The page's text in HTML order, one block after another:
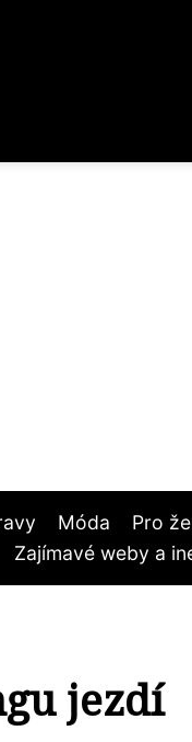
Móda Pro
Zajímavé weby a
jezdí